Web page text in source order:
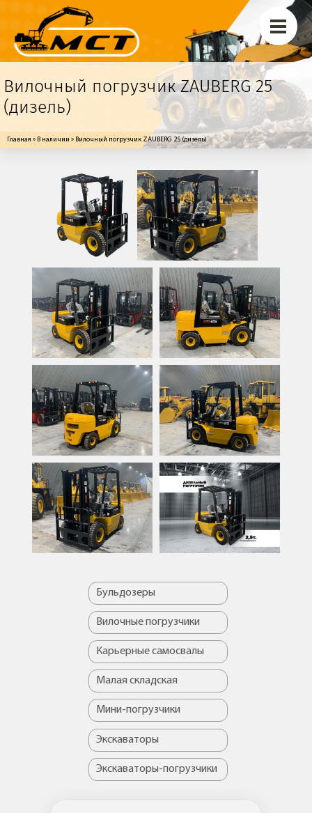
Перейти к основному содержанию
Ремонт
Обслуживание
Контакты
Вилочный погрузчик ZAUBERG 25
(дизель)
Вы здесь
Главная » В наличии » Вилочный погрузчик ZAUBERG 25 (дизель)
Бульдозеры
Вилочные погрузчики
Карьерные самосвалы
Малая складская
Мини-погрузчики
Экскаваторы
Экскаваторы-погрузчики